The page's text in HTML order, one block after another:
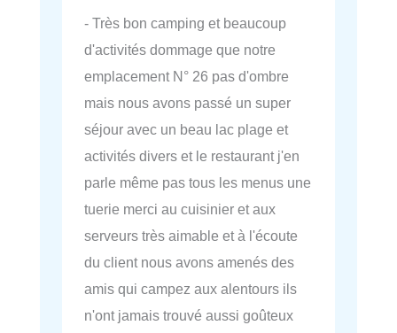
- Très bon camping et beaucoup
d'activités dommage que notre
emplacement N° 26 pas d'ombre
mais nous avons passé un super
séjour avec un beau lac plage et
activités divers et le restaurant j'en
parle même pas tous les menus une
tuerie merci au cuisinier et aux
serveurs très aimable et à l'écoute
du client nous avons amenés des
amis qui campez aux alentours ils
n'ont jamais trouvé aussi goûteux